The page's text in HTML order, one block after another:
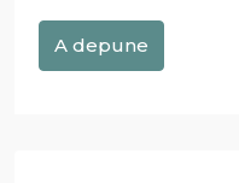
A depune